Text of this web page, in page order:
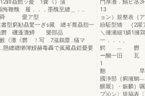
鐸贔飽ッ憂 1嚢《）蒲
履．．．墨醜至纏＿．…
舜 愛ア型
一ぎs藏 纏ギ蕎贔怨一
鷺鑑欝 磯蓬灘鱒 樂部品
灘《欝 ！写 7滋鵜齋…犠マ
纏纏獺簿鰻赫毒轟で嵐藏贔鎧憂要
門厚灘．鰯ピ茎
13 ¶P轍醐
ョン）規整表
紛駈型矯 ｛2躍
＼擁瀬細1鱗1擁
一．．．、
鰐 ︷ 欝 屑
ー醐一旧 瓦
1 串・
翻 旱㌔
國浄部｛痢擁鯛
醸厩｝・娠麟｝
ブ沁ン〉規脇表